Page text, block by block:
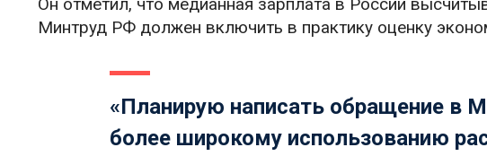
Минтруд РФ должен включить в практику оценку
«Планирую написать обращение в
более широкому использованию